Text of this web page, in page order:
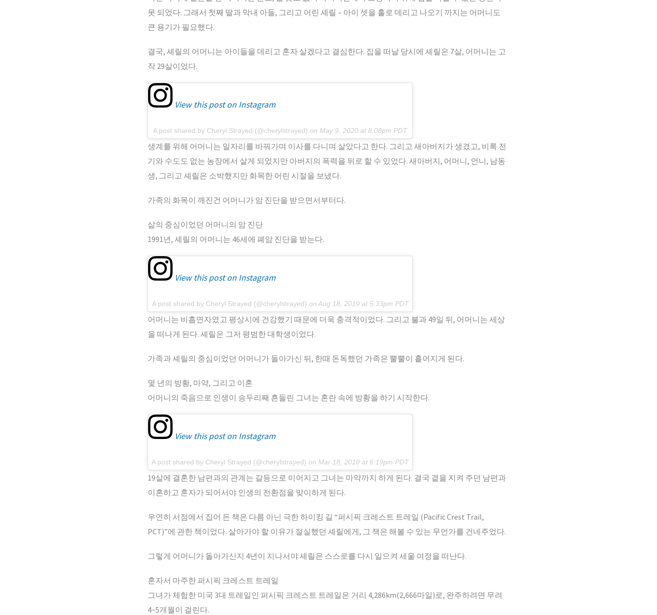
못 되었다. 그래서 첫째 딸과 막내 아들, 그리고 어린 셰릴 – 아이 셋을 홀로 데리고 나오기 까지는 어머니도
큰 용기가 필요했다.
결국, 셰릴의 어머니는 아이들을 데리고 혼자 살겠다고 결심한다. 집을 떠날 당시에 셰릴은 7살, 어머니는 고
작 29살이었다.
View this post on Instagram
A post shared by Cheryl Strayed (@cherylstrayed) on May 9, 2020 at 8:08pm PDT
생계를 위해 어머니는 일자리를 바꿔가며 이사를 다니며 살았다고 한다. 그리고 새아버지가 생겼고, 비록 전
기와 수도도 없는 농장에서 살게 되었지만 아버지의 폭력을 뒤로 할 수 있었다. 새아버지, 어머니, 언니, 남동
생, 그리고 셰릴은 소박했지만 화목한 어린 시절을 보냈다.
가족의 화목이 깨진건 어머니가 암 진단을 받으면서부터다.
삶의 중심이었던 어머니의 암 진단
1991년, 셰릴의 어머니는 46세에 폐암 진단을 받는다.
View this post on Instagram
A post shared by Cheryl Strayed (@cherylstrayed) on Aug 18, 2019 at 5:33pm PDT
어머니는 비흡연자였고 평상시에 건강했기 때문에 더욱 충격적이었다. 그리고 불과 49일 뒤, 어머니는 세상
을 떠나게 된다. 셰릴은 그저 평범한 대학생이었다.
가족과 셰릴의 중심이었던 어머니가 돌아가신 뒤, 한때 돈독했던 가족은 뿔뿔이 흩어지게 된다.
몇 년의 방황, 마약, 그리고 이혼
어머니의 죽음으로 인생이 송두리째 흔들린 그녀는 혼란 속에 방황을 하기 시작한다.
View this post on Instagram
A post shared by Cheryl Strayed (@cherylstrayed) on Mar 18, 2019 at 6:19pm PDT
19살에 결혼한 남편과의 관계는 갈등으로 이어지고 그녀는 마약까지 하게 된다. 결국 곁을 지켜 주던 남편과
이혼하고 혼자가 되어서야 인생의 전환점을 맞이하게 된다.
우연히 서점에서 집어 든 책은 다름 아닌 극한 하이킹 길 “퍼시픽 크레스트 트레일 (Pacific Crest Trail,
PCT)”에 관한 책이었다. 살아가야 할 이유가 절실했던 셰릴에게, 그 책은 해볼 수 있는 무언가를 건네주었다.
그렇게 어머니가 돌아가신지 4년이 지나서야 셰릴은 스스로를 다시 일으켜 세울 여정을 떠난다.
혼자서 마주한 퍼시픽 크레스트 트레일
그녀가 체험한 미국 3대 트레일인 퍼시픽 크레스트 트레일은 거리 4,286km(2,666마일)로, 완주하려면 무려
4~5개월이 걸린다.